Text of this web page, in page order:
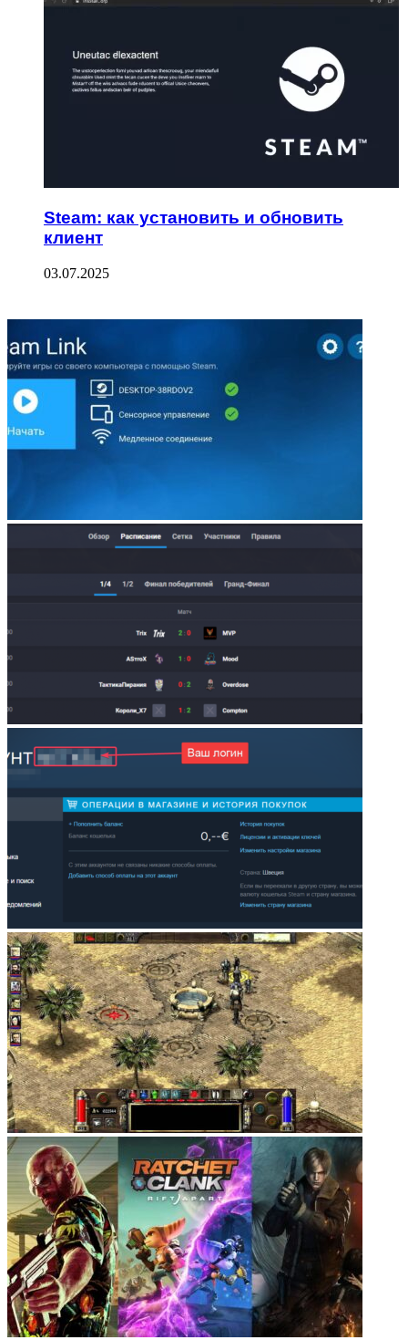
Steam: как установить и обновить
клиент
03.07.2025